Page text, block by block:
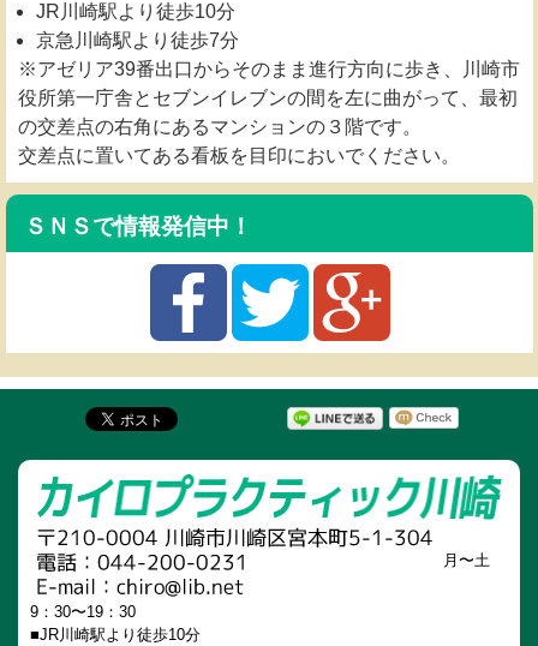
JR川崎駅より徒歩10分
京急川崎駅より徒歩7分
※アゼリア39番出口からそのまま進行方向に歩き、川崎市
役所第一庁舎とセブンイレブンの間を左に曲がって、最初
の交差点の右角にあるマンションの３階です。
交差点に置いてある看板を目印においでください。
ＳＮＳで情報発信中！
月〜土
9：30〜19：30
■JR川崎駅より徒歩10分